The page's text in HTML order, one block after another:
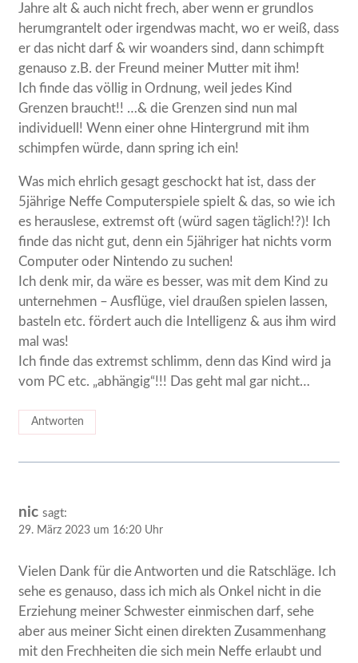
Jahre alt & auch nicht frech, aber wenn er grundlos
herumgrantelt oder irgendwas macht, wo er weiß, dass
er das nicht darf & wir woanders sind, dann schimpft
genauso z.B. der Freund meiner Mutter mit ihm!
Ich finde das völlig in Ordnung, weil jedes Kind
Grenzen braucht!! …& die Grenzen sind nun mal
individuell! Wenn einer ohne Hintergrund mit ihm
schimpfen würde, dann spring ich ein!
Was mich ehrlich gesagt geschockt hat ist, dass der
5jährige Neffe Computerspiele spielt & das, so wie ich
es herauslese, extremst oft (würd sagen täglich!?)! Ich
finde das nicht gut, denn ein 5jähriger hat nichts vorm
Computer oder Nintendo zu suchen!
Ich denk mir, da wäre es besser, was mit dem Kind zu
unternehmen – Ausflüge, viel draußen spielen lassen,
basteln etc. fördert auch die Intelligenz & aus ihm wird
mal was!
Ich finde das extremst schlimm, denn das Kind wird ja
vom PC etc. „abhängig“!!! Das geht mal gar nicht…
Antworten
nic sagt:
29. März 2023 um 16:20 Uhr
Vielen Dank für die Antworten und die Ratschläge. Ich
sehe es genauso, dass ich mich als Onkel nicht in die
Erziehung meiner Schwester einmischen darf, sehe
aber aus meiner Sicht einen direkten Zusammenhang
mit den Frechheiten die sich mein Neffe erlaubt und